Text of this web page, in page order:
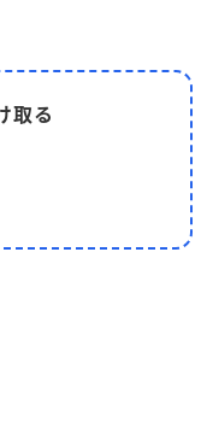
取る